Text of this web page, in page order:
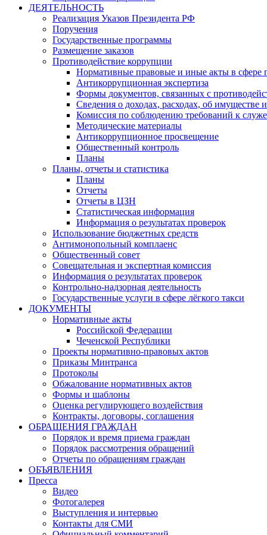
ДЕЯТЕЛЬНОСТЬ
Реализация Указов Президента РФ
Поручения
Государственные программы
Размещение заказов
Противодействие коррупции
Нормативные правовые и иные акты в сфере
Антикоррупционная экспертиза
Формы документов, связанных с
Сведения о доходах, расходах, об имуществе
Комиссия по соблюдению требований к
Методические материалы
Антикоррупционное просвещение
Общественный контроль
Планы
Планы, отчеты и статистика
Планы
Отчеты
Отчеты в ЦЗН
Статистическая информация
Информация о результатах проверок
Использование бюджетных средств
Антимонопольный комплаенс
Общественный совет
Совещательная и экспертная комиссия
Информация о результатах проверок
Контрольно-надзорная деятельность
Государственные услуги в сфере лёгкого такси
ДОКУМЕНТЫ
Нормативные акты
Российской Федерации
Чеченской Республики
Проекты нормативно-правовых актов
Приказы Минтранса
Протоколы
Обжалование нормативных актов
Формы и шаблоны
Оценка регулирующего воздействия
Контракты, договоры, соглашения
ОБРАЩЕНИЯ ГРАЖДАН
Порядок и время приема граждан
Порядок рассмотрения обращений
Отчеты по обращениям граждан
ОБЪЯВЛЕНИЯ
Пресса
Видео
Фотогалерея
Выступления и интервью
Контакты для СМИ